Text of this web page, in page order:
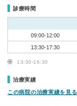
診療時間
09:00-12:00
13:30-17:30
13:30-16:30
治療実績
この病院の治療実績を見る